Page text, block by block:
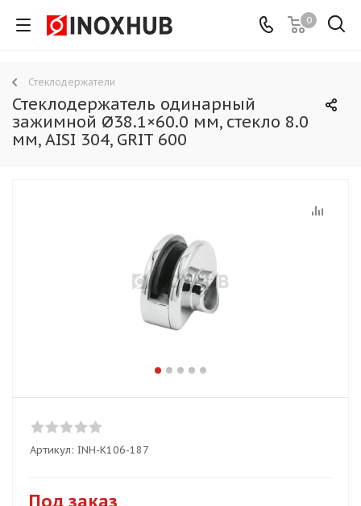
0
Стеклодержатели
Стеклодержатель одинарный
зажимной Ø38.1×60.0 мм, стекло 8.0
мм, AISI 304, GRIT 600
Артикул: INH-K106-187
Под заказ